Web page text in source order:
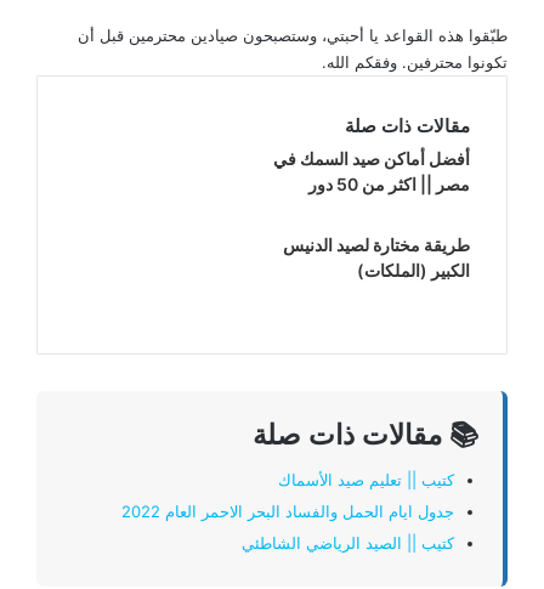
طبّقوا هذه القواعد يا أحبتي، وستصبحون صيادين محترمين قبل أن
تكونوا محترفين. وفقكم الله.
مقالات ذات صلة
أفضل أماكن صيد السمك في
مصر || اكثر من 50 دور
طريقة مختارة لصيد الدنيس
الكبير (الملكات)
📚 مقالات ذات صلة
كتيب || تعليم صيد الأسماك
جدول ايام الحمل والفساد البحر الاحمر العام 2022
كتيب || الصيد الرياضي الشاطئي